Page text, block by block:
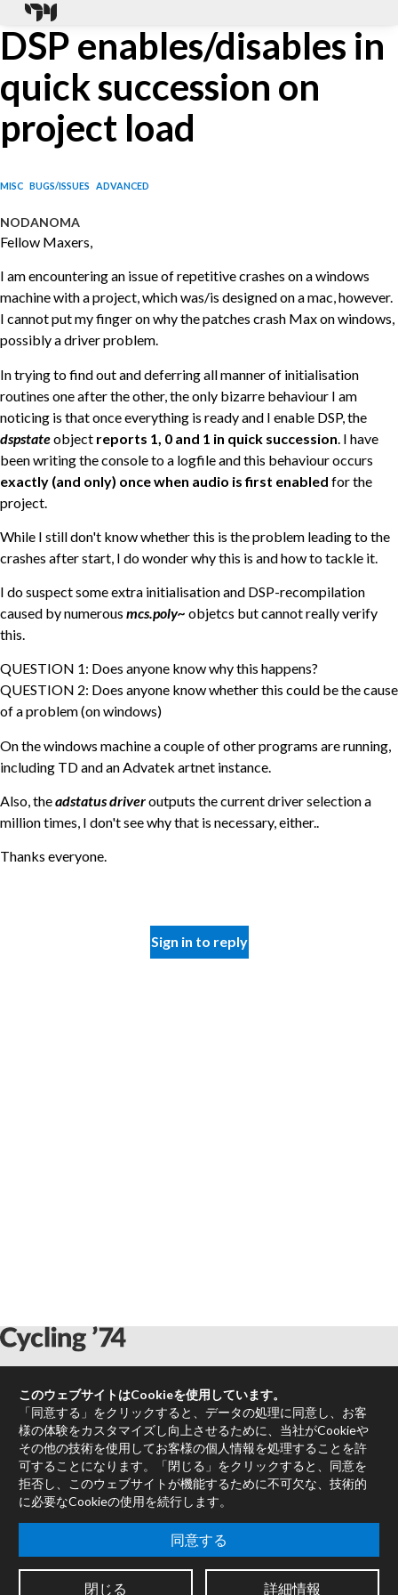
DSP enables/disables in
quick succession on
project load
MISC BUGS/ISSUES ADVANCED
NODANOMA
Fellow Maxers,
I am encountering an issue of repetitive crashes on a windows
machine with a project, which was/is designed on a mac, however.
I cannot put my finger on why the patches crash Max on windows,
possibly a driver problem.
In trying to find out and deferring all manner of initialisation
routines one after the other, the only bizarre behaviour I am
noticing is that once everything is ready and I enable DSP, the
dspstateobject reports 1, 0 and 1 in quick succession . I have
been writing the console to a logfile and this behaviour occurs
exactly (and only) once when audio is first enabled for the
project.
While I still don't know whether this is the problem leading to the
crashes after start, I do wonder why this is and how to tackle it.
I do suspect some extra initialisation and DSP-recompilation
caused by numerous mcs.poly~ objetcs but cannot really verify
this.
QUESTION 1: Does anyone know why this happens?
QUESTION 2: Does anyone know whether this could be the cause
of a problem (on windows)
On the windows machine a couple of other programs are running,
including TD and an Advatek artnet instance.
Also, theadstatus driveroutputs the current driver selection a
million times, I don't see why that is necessary, either..
Thanks everyone.
Sign in to reply
Max
RNBO
Max for Live
Mira
Cycles
Max Packages
書籍
このウェブサイトはCookieを使用しています。
「同意する」をクリックすると、データの処理に同意し、お客
様の体験をカスタマイズし向上させるために、当社がCookieや
その他の技術を使用してお客様の個人情報を処理することを許
可することになります。「閉じる」をクリックすると、同意を
拒否し、このウェブサイトが機能するために不可欠な、技術的
に必要なCookieの使用を続行します。
同意する
閉じる 詳細情報